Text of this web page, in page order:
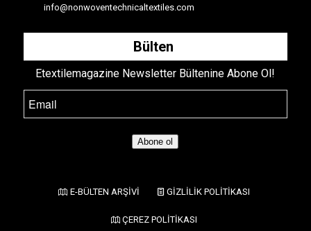
info@nonwoventechnicaltextiles.com
Bülten
Etextilemagazine Newsletter Bültenine Abone Ol!
Abone ol
E-BÜLTEN ARŞİVİ GİZLİLİK POLİTİKASI
ÇEREZ POLİTİKASI